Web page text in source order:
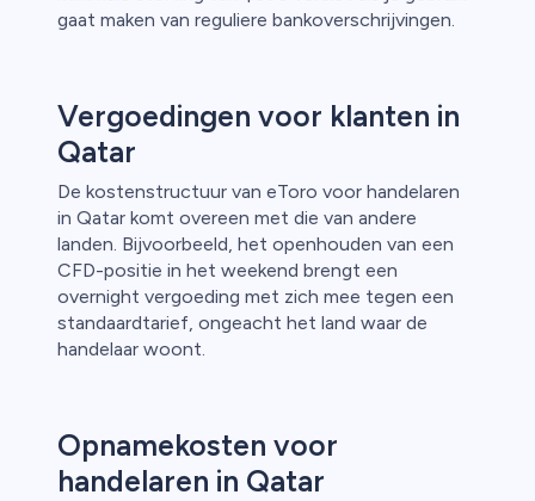
gaat maken van reguliere bankoverschrijvingen.
Vergoedingen voor klanten in
Qatar
De kostenstructuur van eToro voor handelaren
in Qatar komt overeen met die van andere
landen. Bijvoorbeeld, het openhouden van een
CFD-positie in het weekend brengt een
overnight vergoeding met zich mee tegen een
standaardtarief, ongeacht het land waar de
handelaar woont.
Opnamekosten voor
handelaren in Qatar